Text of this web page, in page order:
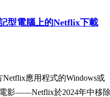
型電腦上的Netflix下載
應用程式的Windows或
影——Netflix於2024年中移